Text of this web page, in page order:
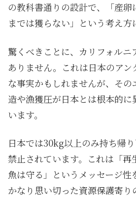
の教科書通りの設計で、「産卵
までは獲らない」という考え方
驚くべきことに、カリフォルニ
ありません。これは日本のア
な事実かもしれませんが、その
造や漁獲圧が日本とは根本的に
います。
日本では30kg以上のみ持ち帰
禁止されています。これは「再
魚は守る」というメッセージ性
かなり思い切った資源保護寄り